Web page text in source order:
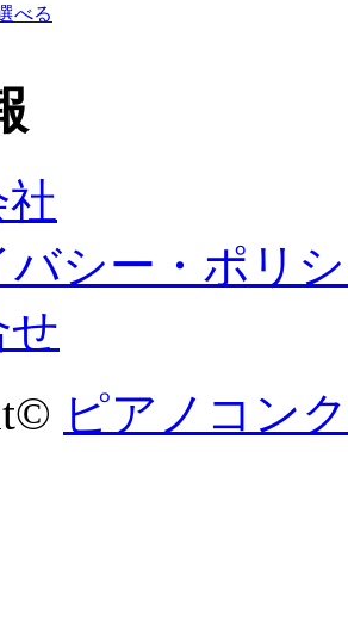
べる
バシー・ポリ
せ
ピアノコン